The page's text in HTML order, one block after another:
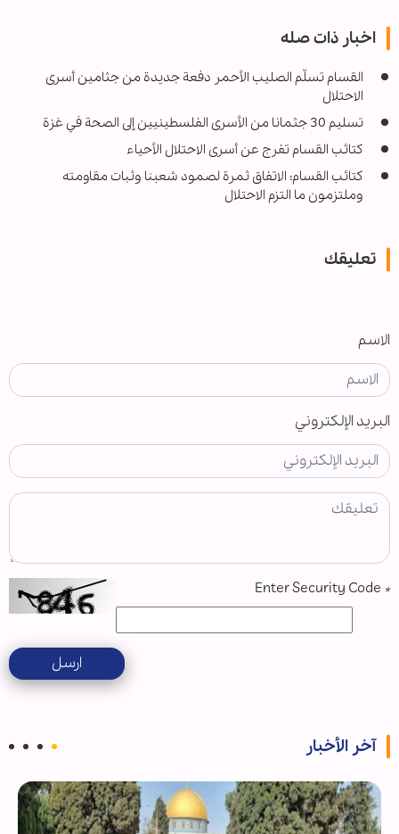
اخبار ذات صله
القسام تسلّم الصليب الأحمر دفعة جديدة من جثامين أسرى
الاحتلال
تسليم 30 جثمانا من الأسرى الفلسطينيين إلى الصحة في غزة
كتائب القسام تفرج عن أسرى الاحتلال الأحياء
كتائب القسام: الاتفاق ثمرة لصمود شعبنا وثبات مقاومته
وملتزمون ما التزم الاحتلال
تعليقك
الاسم
البريد الإلكتروني
*
ارسل
آخر الأخبار